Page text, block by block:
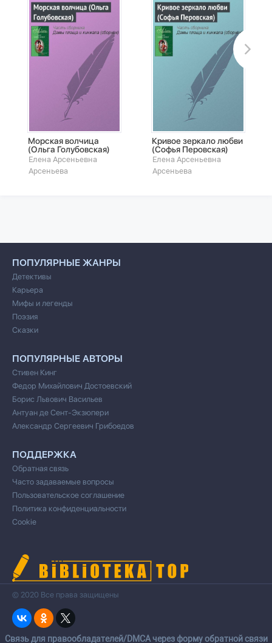
Морская волчица
(Ольга Голубовская)
Елена Арсеньевна
Арсеньева
Кривое зеркало любви
(Софья Перовская)
Елена Арсеньевна
Арсеньева
ПОПУЛЯРНЫЕ ЖАНРЫ
Детективы
Карьера
Мифы и легенды
Поэзия
Сказки
ПОПУЛЯРНЫЕ АВТОРЫ
Стивен Кинг
Федор Михайлович Достоевский
Борис Львович Васильев
Антуан де Сент-Экзюпери
Александр Сергеевич Грибоедов
ПОДДЕРЖКА
Обратная связь
Часто задаваемые вопросы
Пользовательское соглашение
Политика конфиденциальности
Cookie
© 2020 Все права защищены
Cвязь для правообладателей/DMCA через форму обратной связи